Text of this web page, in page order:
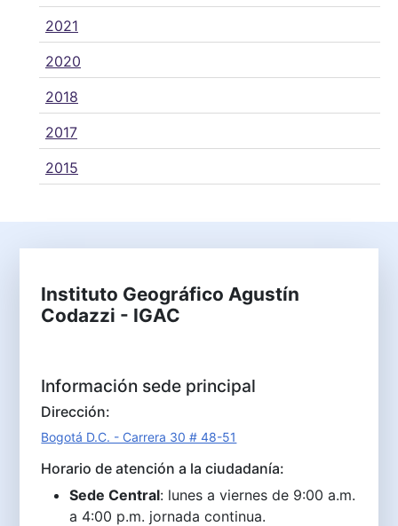
2021
2020
2018
2017
2015
Instituto Geográfico Agustín
Codazzi - IGAC
Información sede principal
Dirección:
Bogotá D.C. - Carrera 30 # 48-51
Horario de atención a la ciudadanía:
Sede Central: lunes a viernes de 9:00 a.m.
a 4:00 p.m. jornada continua.